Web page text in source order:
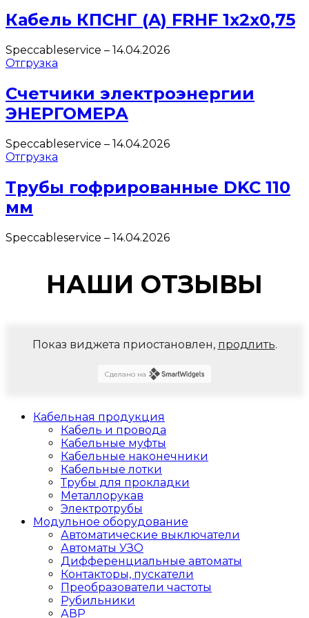
Кабель КПСНГ (A) FRHF 1х2х0,75
Speccableservice – 14.04.2026
Отгрузка
Счетчики электроэнергии
ЭНЕРГОМЕРА
Speccableservice – 14.04.2026
Отгрузка
Трубы гофрированные DKC 110
мм
Speccableservice – 14.04.2026
НАШИ ОТЗЫВЫ
Показ виджета приостановлен, продлить.
Сделано на
Кабельная продукция
Кабель и провода
Кабельные муфты
Кабельные наконечники
Кабельные лотки
Трубы для прокладки
Металлорукав
Электротрубы
Модульное оборудование
Автоматические выключатели
Автоматы УЗО
Дифференциальные автоматы
Контакторы, пускатели
Преобразователи частоты
Рубильники
АВР